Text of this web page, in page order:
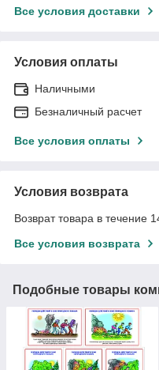
Все условия доставки
Условия оплаты
Наличными
Безналичный расчет
Все условия оплаты
Условия возврата
Возврат товара в течение
Все условия возврата
Подобные товары